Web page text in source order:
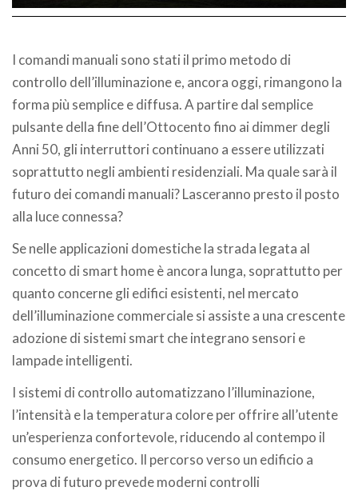
I comandi manuali sono stati il primo metodo di
controllo dell’illuminazione e, ancora oggi, rimangono la
forma più semplice e diffusa. A partire dal semplice
pulsante della fine dell’Ottocento fino ai dimmer degli
Anni 50, gli interruttori continuano a essere utilizzati
soprattutto negli ambienti residenziali. Ma quale sarà il
futuro dei comandi manuali? Lasceranno presto il posto
alla luce connessa?
Se nelle applicazioni domestiche la strada legata al
concetto di smart home è ancora lunga, soprattutto per
quanto concerne gli edifici esistenti, nel mercato
dell’illuminazione commerciale si assiste a una crescente
adozione di sistemi smart che integrano sensori e
lampade intelligenti.
I sistemi di controllo automatizzano l’illuminazione,
l’intensità e la temperatura colore per offrire all’utente
un’esperienza confortevole, riducendo al contempo il
consumo energetico. Il percorso verso un edificio a
prova di futuro prevede moderni controlli